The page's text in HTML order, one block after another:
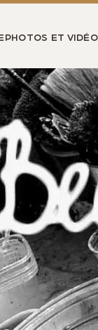
PHOTOS ET